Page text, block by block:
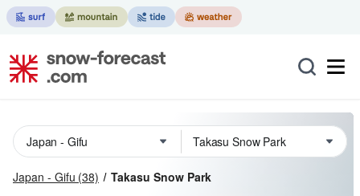
Japan - Gifu (38) Takasu Snow Park